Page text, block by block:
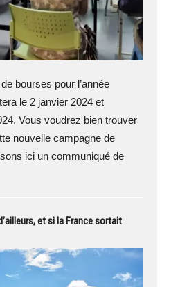
bourses pour l’année
le 2 janvier 2024 et
Vous voudrez bien trouver
nouvelle campagne de
ici un communiqué de
et si la France sortait